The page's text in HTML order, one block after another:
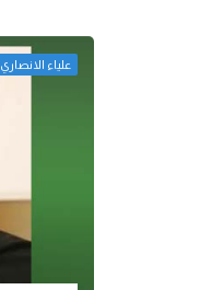
علياء الانصاري